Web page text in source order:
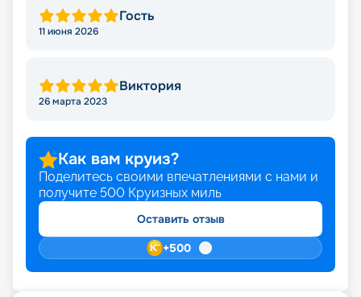
Гость
11 июня 2026
Виктория
26 марта 2023
Как вам круиз?
Поделитесь своими впечатлениями с нами и
получите 500 Круизных миль
Оставить отзыв
+500